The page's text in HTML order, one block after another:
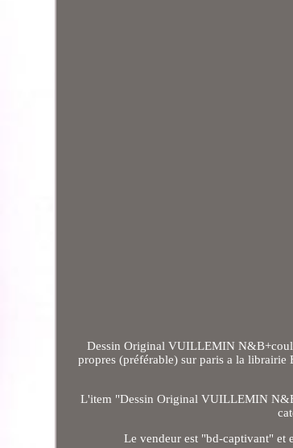
Dessin Original VUILLEMIN
propres (préférable) sur paris a la
L'item "Dessin Original VUILLEMIN
Le vendeur est "bd-captivant" et